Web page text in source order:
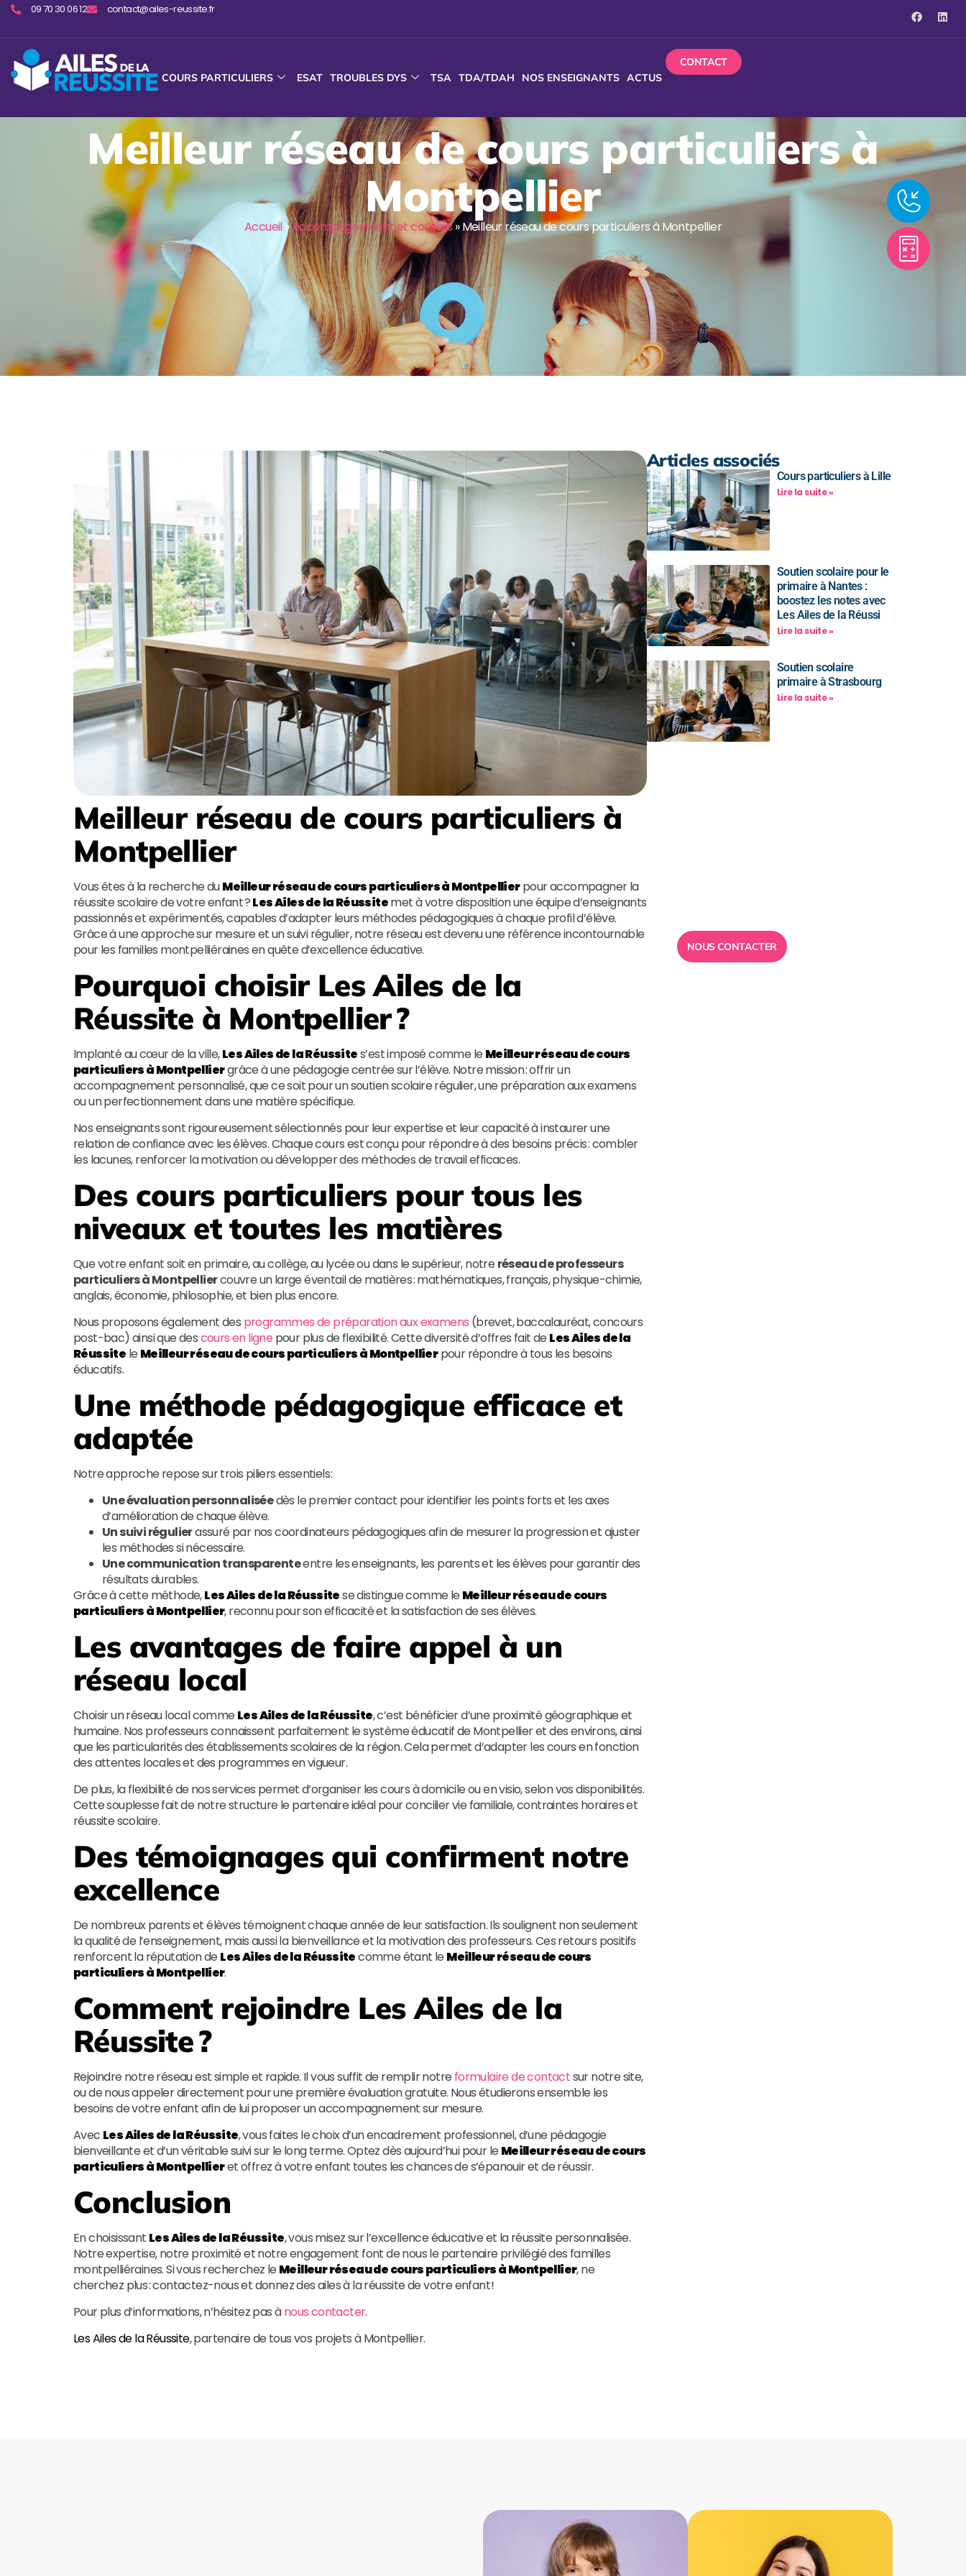
09 70 30 06 12 contact@ailes-reussite.fr
COURS PARTICULIERS ESAT TROUBLES DYS TSA TDA/TDAH NOS ENSEIGNANTS ACTUS
CONTACT
Meilleur réseau de cours particuliers à
Montpellier
Accueil»Accompagnement et conseils»Meilleur réseau de cours particuliers à Montpellier
Meilleur réseau de cours particuliers à
Montpellier
Vous êtes à la recherche duMeilleur réseau de cours particuliers à Montpellierpour accompagner la
réussite scolaire de votre enfant ?Les Ailes de la Réussitemet à votre disposition une équipe d’enseignants
passionnés et expérimentés, capables d’adapter leurs méthodes pédagogiques à chaque profil d’élève.
Grâce à une approche sur mesure et un suivi régulier, notre réseau est devenu une référence incontournable
pour les familles montpelliéraines en quête d’excellence éducative.
Pourquoi choisir Les Ailes de la
Réussite à Montpellier ?
Implanté au cœur de la ville,Les Ailes de la Réussites’est imposé comme le Meilleur réseau de cours
particuliers à Montpelliergrâce à une pédagogie centrée sur l’élève. Notre mission : offrir un
accompagnement personnalisé, que ce soit pour un soutien scolaire régulier, une préparation aux examens
ou un perfectionnement dans une matière spécifique.
Nos enseignants sont rigoureusement sélectionnés pour leur expertise et leur capacité à instaurer une
relation de confiance avec les élèves. Chaque cours est conçu pour répondre à des besoins précis : combler
les lacunes, renforcer la motivation ou développer des méthodes de travail efficaces.
Des cours particuliers pour tous les
niveaux et toutes les matières
Que votre enfant soit en primaire, au collège, au lycée ou dans le supérieur, notre réseau de professeurs
particuliers à Montpelliercouvre un large éventail de matières : mathématiques, français, physique-chimie,
anglais, économie, philosophie, et bien plus encore.
Nous proposons également des programmes de préparation aux examens (brevet, baccalauréat, concours
post-bac) ainsi que descours en ligne pour plus de flexibilité. Cette diversité d’offres fait de Les Ailes de la
Réussite le Meilleur réseau de cours particuliers à Montpellierpour répondre à tous les besoins
éducatifs.
Une méthode pédagogique efficace et
adaptée
Notre approche repose sur trois piliers essentiels :
Une évaluation personnaliséedès le premier contact pour identifier les points forts et les axes
d’amélioration de chaque élève.
Un suivi régulierassuré par nos coordinateurs pédagogiques afin de mesurer la progression et ajuster
les méthodes si nécessaire.
Une communication transparenteentre les enseignants, les parents et les élèves pour garantir des
résultats durables.
Grâce à cette méthode,Les Ailes de la Réussitese distingue comme le Meilleur réseau de cours
particuliers à Montpellier, reconnu pour son efficacité et la satisfaction de ses élèves.
Les avantages de faire appel à un
réseau local
Choisir un réseau local comme Les Ailes de la Réussite, c’est bénéficier d’une proximité géographique et
humaine. Nos professeurs connaissent parfaitement le système éducatif de Montpellier et des environs, ainsi
que les particularités des établissements scolaires de la région. Cela permet d’adapter les cours en fonction
des attentes locales et des programmes en vigueur.
De plus, la flexibilité de nos services permet d’organiser les cours à domicile ou en visio, selon vos disponibilités.
Cette souplesse fait de notre structure le partenaire idéal pour concilier vie familiale, contraintes horaires et
réussite scolaire.
Des témoignages qui confirment notre
excellence
De nombreux parents et élèves témoignent chaque année de leur satisfaction. Ils soulignent non seulement
la qualité de l’enseignement, mais aussi la bienveillance et la motivation des professeurs. Ces retours positifs
renforcent la réputation de Les Ailes de la Réussitecomme étant le Meilleur réseau de cours
particuliers à Montpellier.
Comment rejoindre Les Ailes de la
Réussite?
Rejoindre notre réseau est simple et rapide. Il vous suffit de remplir notre formulaire de contactsur notre site,
ou de nous appeler directement pour une première évaluation gratuite. Nous étudierons ensemble les
besoins de votre enfant afin de lui proposer un accompagnement sur mesure.
Avec Les Ailes de la Réussite, vous faites le choix d’un encadrement professionnel, d’une pédagogie
bienveillante et d’un véritable suivi sur le long terme. Optez dès aujourd’hui pour le Meilleur réseau de cours
particuliers à Montpellieret offrez à votre enfant toutes les chances de s’épanouir et de réussir.
Conclusion
En choisissant Les Ailes de la Réussite, vous misez sur l’excellence éducative et la réussite personnalisée.
Notre expertise, notre proximité et notre engagement font de nous le partenaire privilégié des familles
montpelliéraines. Si vous recherchez le Meilleur réseau de cours particuliers à Montpellier, ne
cherchez plus : contactez-nous et donnez des ailes à la réussite de votre enfant !
Pour plus d’informations, n’hésitez pas ànous contacter.
Les Ailes de la Réussite, partenaire de tous vos projets à Montpellier.
Articles associés
Cours particuliers à Lille
Lire la suite »
Soutien scolaire pour le
primaire à Nantes :
boostez les notes avec
Les Ailes de la Réussi
Lire la suite »
Soutien scolaire
primaire à Strasbourg
Lire la suite »
NOUS CONTACTER